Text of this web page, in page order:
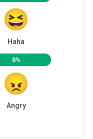
Haha
0%
Angry